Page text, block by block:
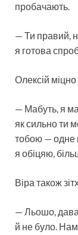
пробачають.
— Ти правий,
я готова
Олексій міцно
— Мабуть, я
як сильно ти
тобою — одне
я обіцяю,
Віра також
— Льошо,
й не було.